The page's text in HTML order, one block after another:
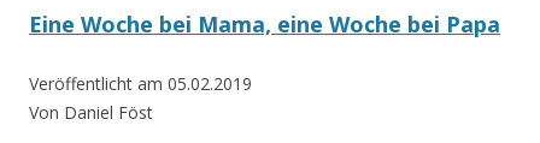
Eine Woche bei Mama, eine Woche bei Papa
Veröffentlicht am 05.02.2019
Von Daniel Föst